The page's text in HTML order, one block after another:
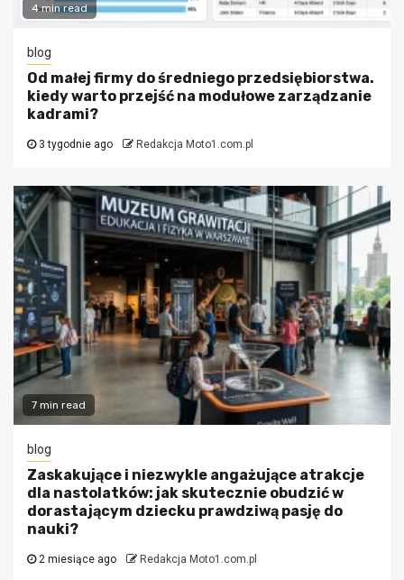
4 min read
blog
Od małej firmy do średniego przedsiębiorstwa.
kiedy warto przejść na modułowe zarządzanie
kadrami?
3 tygodnie ago Redakcja Moto1.com.pl
7 min read
blog
Zaskakujące i niezwykle angażujące atrakcje
dla nastolatków: jak skutecznie obudzić w
dorastającym dziecku prawdziwą pasję do
nauki?
2 miesiące ago Redakcja Moto1.com.pl